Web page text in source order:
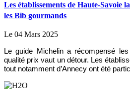
Les établissements de Haute-Savoie
les Bib gourmands
Le 04 Mars 2025
Le guide Michelin a récompensé
qualité prix vaut un détour. Les
tout notamment d’Annecy ont été